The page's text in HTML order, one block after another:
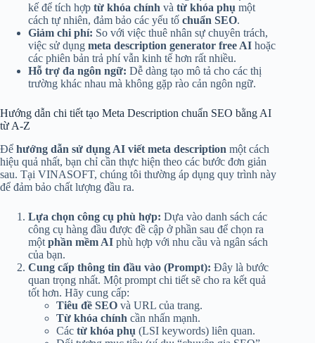
kế để tích hợp từ khóa chính và từ khóa phụ một
cách tự nhiên, đảm bảo các yếu tố chuẩn SEO.
Giảm chi phí: So với việc thuê nhân sự chuyên trách,
việc sử dụng meta description generator free AI hoặc
các phiên bản trả phí vẫn kinh tế hơn rất nhiều.
Hỗ trợ đa ngôn ngữ: Dễ dàng tạo mô tả cho các thị
trường khác nhau mà không gặp rào cản ngôn ngữ.
Hướng dẫn chi tiết tạo Meta Description chuẩn SEO bằng AI
từ A-Z
Để hướng dẫn sử dụng AI viết meta description một cách
hiệu quả nhất, bạn chỉ cần thực hiện theo các bước đơn giản
sau. Tại VINASOFT, chúng tôi thường áp dụng quy trình này
để đảm bảo chất lượng đầu ra.
Lựa chọn công cụ phù hợp: Dựa vào danh sách các
công cụ hàng đầu được đề cập ở phần sau để chọn ra
một phần mềm AI phù hợp với nhu cầu và ngân sách
của bạn.
Cung cấp thông tin đầu vào (Prompt): Đây là bước
quan trọng nhất. Một prompt chi tiết sẽ cho ra kết quả
tốt hơn. Hãy cung cấp:
Tiêu đề SEO và URL của trang.
Từ khóa chính cần nhấn mạnh.
Các từ khóa phụ (LSI keywords) liên quan.